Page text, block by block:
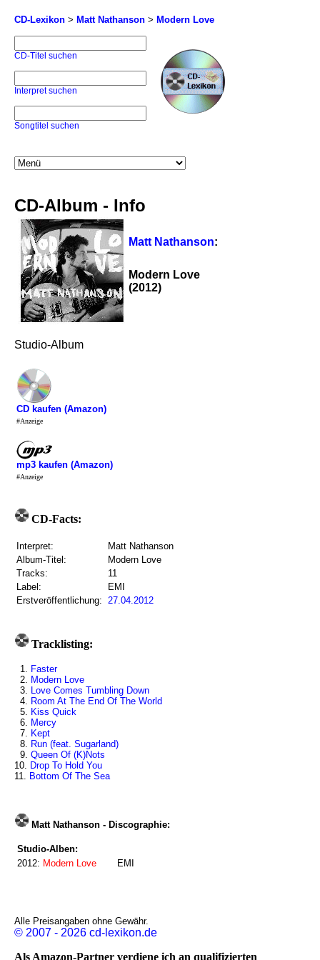
CD-Lexikon > Matt Nathanson > Modern Love
CD-Titel suchen
Interpret suchen
Songtitel suchen
CD-Album - Info
Matt Nathanson:
Modern Love
(2012)
Studio-Album
CD kaufen (Amazon)
#Anzeige
mp3 kaufen (Amazon)
#Anzeige
CD-Facts:
Interpret:
Matt Nathanson
Album-Titel:
Modern Love
Tracks:
11
Label:
EMI
Erstveröffentlichung: 27.04.2012
Tracklisting:
1. Faster
2. Modern Love
3. Love Comes Tumbling Down
4. Room At The End Of The World
5. Kiss Quick
6. Mercy
7. Kept
8. Run (feat. Sugarland)
9. Queen Of (K)Nots
10. Drop To Hold You
11. Bottom Of The Sea
Matt Nathanson - Discographie:
Studio-Alben:
2012: Modern Love EMI
Alle Preisangaben ohne Gewähr.
© 2007 - 2026 cd-lexikon.de
Als Amazon-Partner verdiene ich an qualifizierten